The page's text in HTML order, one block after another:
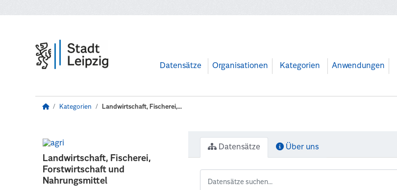
Datensätze Organisationen Kategorien Anwendungen
Kategorien Landwirtschaft, Fischerei,...
Landwirtschaft, Fischerei,
Forstwirtschaft und
Nahrungsmittel
Datensätze Über uns